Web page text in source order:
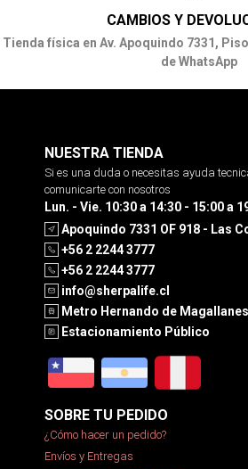
CAMBIOS Y
Tienda física en Av. Apoquindo 7331,
de WhatsApp
NUESTRA TIENDA
Si es una duda o necesitas ayuda
comunicarte con nosotros
Lun. - Vie. 10:30 a 14:30 - 15:00 a
Apoquindo 7331 OF 918 - Las
+56 2 2244 3777
+56 2 2244 3777
info@sherpalife.cl
Metro Hernando de Magallanes
Estacionamiento Público
SOBRE TU PEDIDO
¿Cómo hacer un pedido?
Envíos y Entregas